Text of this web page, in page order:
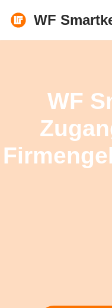
WF
WF